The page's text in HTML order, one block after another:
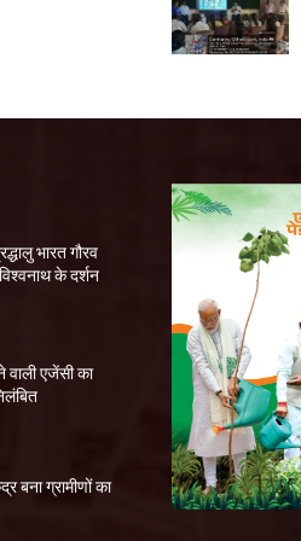
भारत गौरव
के दर्शन
एजेंसी का
बना ग्रामीणों का